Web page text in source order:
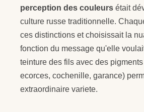
perception des couleurs était
culture russe traditionnelle.
ces distinctions et choisissait la
fonction du message qu'elle
teinture des fils avec des
ecorces, cochenille, garance)
extraordinaire variete.